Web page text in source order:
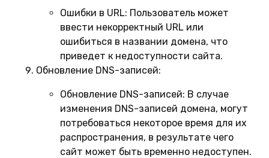
Ошибки в URL: Пользователь может
ввести некорректный URL или
ошибиться в названии домена, что
приведет к недоступности сайта.
Обновление DNS-записей:
Обновление DNS-записей: В случае
изменения DNS-записей домена, могут
потребоваться некоторое время для их
распространения, в результате чего
сайт может быть временно недоступен.